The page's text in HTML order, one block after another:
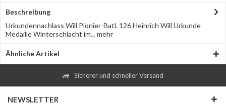
Beschreibung
Urkundennachlass Will Pionier-Batl. 126 Heinrich Will Urkunde
Medaille Winterschlacht im...mehr
Ähnliche Artikel
Sicherer und schneller Versand
NEWSLETTER